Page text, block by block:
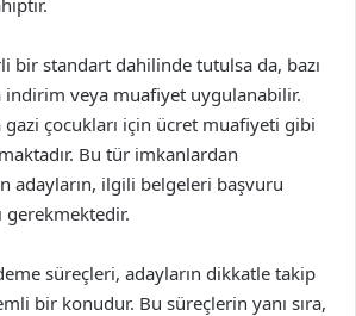
bir standart dahilinde tutulsa da, bazı
veya muafiyet uygulanabilir.
çocukları için ücret muafiyeti gibi
Bu tür imkanlardan
adayların, ilgili belgeleri başvuru
gerekmektedir.
süreçleri, adayların dikkatle takip
bir konudur. Bu süreçlerin yanı sıra,